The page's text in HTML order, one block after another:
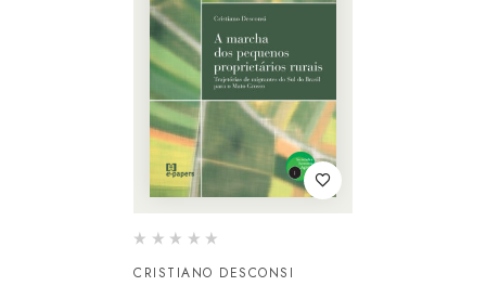
CRISTIANO DESCONSI